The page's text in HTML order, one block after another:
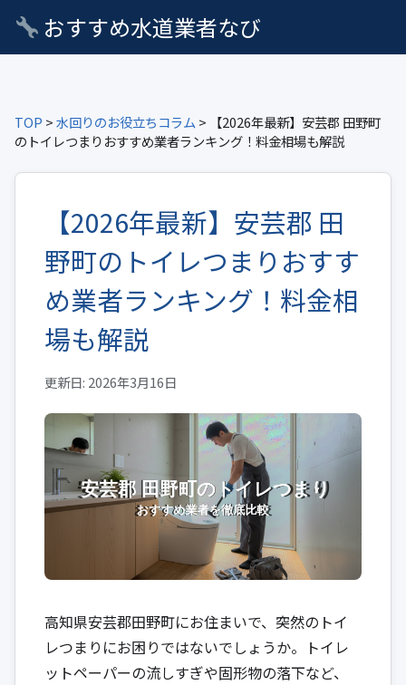
おすすめ水道業者なび
TOP >水回りのお役立ちコラム > 【2026年最新】安芸郡 田野町
のトイレつまりおすすめ業者ランキング！料金相場も解説
【2026年最新】安芸郡 田
野町のトイレつまりおすす
め業者ランキング！料金相
場も解説
更新日: 2026年3月16日
高知県安芸郡田野町にお住まいで、突然のトイ
レつまりにお困りではないでしょうか。トイレ
ットペーパーの流しすぎや固形物の落下など、